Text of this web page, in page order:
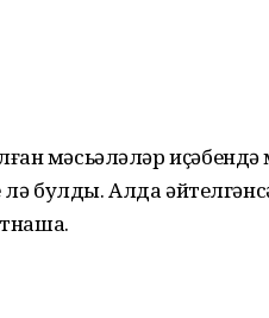
мәсьәләләр иҫәбендә
булды. Алда